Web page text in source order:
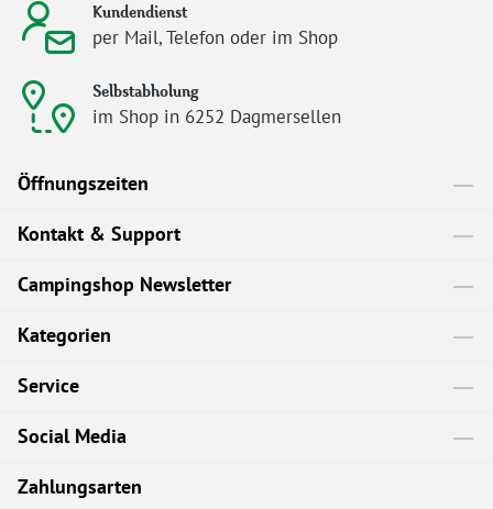
Kundendienst
per Mail, Telefon oder im Shop
Selbstabholung
im Shop in 6252 Dagmersellen
Öffnungszeiten
Kontakt & Support
Campingshop Newsletter
Kategorien
Service
Social Media
Zahlungsarten